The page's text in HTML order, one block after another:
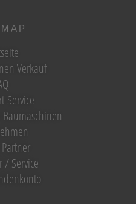
Verkauf
Service
/ Service